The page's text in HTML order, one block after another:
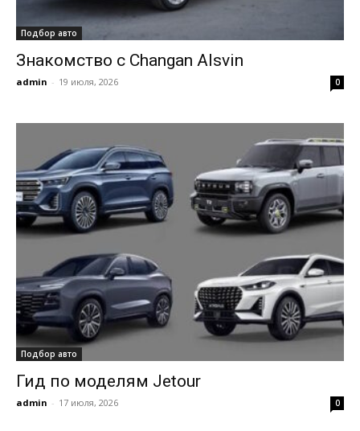
Подбор авто
Знакомство с Changan Alsvin
admin - 19 июля, 2026 0
Подбор авто
Гид по моделям Jetour
admin - 17 июля, 2026 0